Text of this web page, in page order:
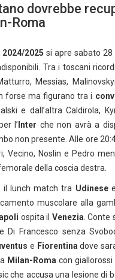
dovrebbe
Roma
2025 si apre sabato
Tra i toscani
Messias,
forse ma figurano tra i
e dall’altra Caldirola,
l’ Inter che non avrà a
non presente. Alle ore
Vecino, Noslin e Pedro
della coscia destra.
il lunch match tra Udinese e
muscolare alla
ospita il Venezia .
Francesco senza
e Fiorentinadove
Milan-Roma con
che accusa una lesione di